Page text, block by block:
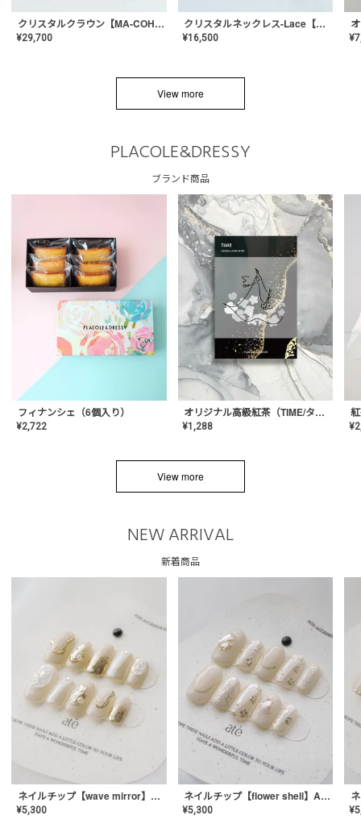
クリスタルクラウン【MA-COHD-01】韓国風クラウン/ウェディングクラウン/ティアラ
¥29,700
クリスタルネックレス-Lace【MA-CONL-02】
¥16,500 ¥
View more
PLACOLE&DRESSY
ブランド商品
フィナンシェ（6個入り）
¥2,722
オリジナル高級紅茶（TIME/タイム）【ギフト/プチギフト/プレゼント/内祝い/結婚式/オリジナル配合/高品質/ハーブティー/茶葉/記念日/お返し/手土産/美容/おしゃれ】
¥1,288 ¥
View more
NEW ARRIVAL
新着商品
ネイルチップ【wave mirror】AE-CONA-04
¥5,300
ネイルチップ【flower shell】AE-CONA-03
¥5,300 ¥